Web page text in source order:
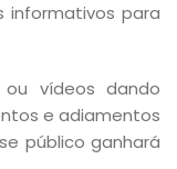
informativos para
ou vídeos dando
e adiamentos
público ganhará